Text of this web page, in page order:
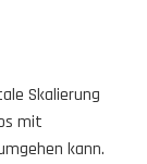
Skalierung
mit
kann.